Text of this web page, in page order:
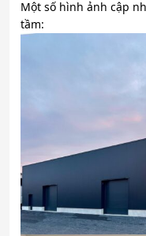
Một số hình ảnh cập
tầm: